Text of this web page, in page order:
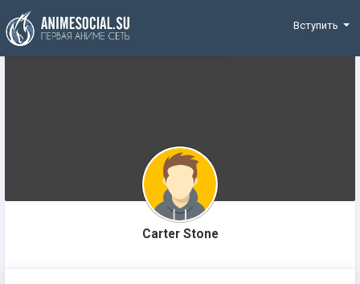
Funding
Вступить
Carter Stone